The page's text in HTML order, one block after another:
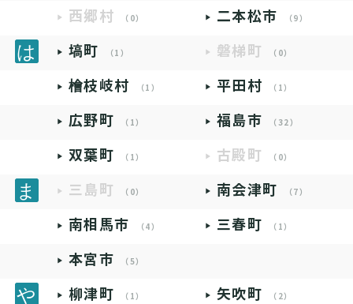
西郷村 （0） 二本松市 （9）
塙町 （1） 磐梯町 （0）
檜枝岐村 （1） 平田村 （1）
広野町 （1） 福島市 （32）
双葉町 （1） 古殿町 （0）
三島町 （0） 南会津町 （7）
南相馬市 （4） 三春町 （1）
本宮市 （5）
柳津町 （1） 矢吹町 （2）